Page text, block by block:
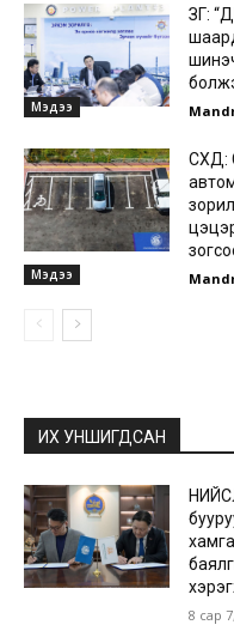
Мэдээ
ЗГ:
Мэдээ
СХД:
ИХ УНШИГДСАН
8 сар